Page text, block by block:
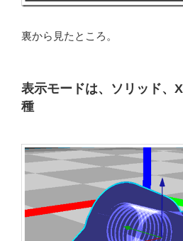
裏から見たところ。
表示モードは、ソリッド、
種